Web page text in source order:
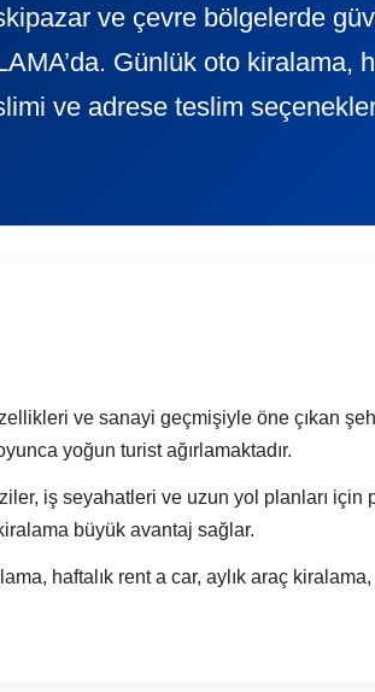
ve çevre bölgelerde
Günlük oto kiralama,
ve adrese teslim
ve sanayi geçmişiyle öne çıkan
yoğun turist ağırlamaktadır.
iş seyahatleri ve uzun yol planları
büyük avantaj sağlar.
haftalık rent a car, aylık araç